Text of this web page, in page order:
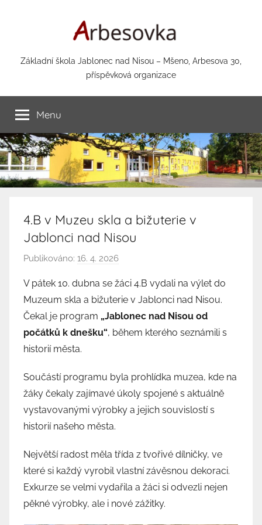
Arbesovka.cz
Základní škola Jablonec nad Nisou – Mšeno, Arbesova 30,
příspěvková organizace
Menu
4.B v Muzeu skla a bižuterie v
Jablonci nad Nisou
Publikováno: 16. 4. 2026
t
o
r
:
r
c
e
J
a
n
d
V pátek 10. dubna se žáci 4.B vydali na výlet do
Muzeum skla a bižuterie v Jablonci nad Nisou.
Čekal je program „Jablonec nad Nisou od
počátků k dnešku“, během kterého seznámili s
historií města.
Součástí programu byla prohlídka muzea, kde na
žáky čekaly zajímavé úkoly spojené s aktuálně
vystavovanými výrobky a jejich souvislostí s
historií našeho města.
Největší radost měla třída z tvořivé dílničky, ve
které si každý vyrobil vlastní závěsnou dekoraci.
Exkurze se velmi vydařila a žáci si odvezli nejen
pěkné výrobky, ale i nové zážitky.